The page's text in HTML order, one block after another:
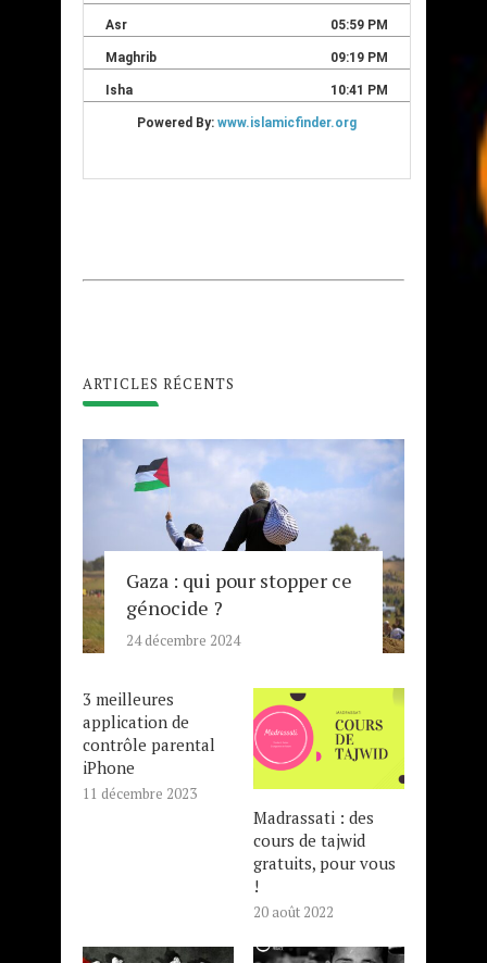
ARTICLES RÉCENTS
Gaza : qui pour stopper ce
génocide ?
24 décembre 2024
3 meilleures
application de
contrôle parental
iPhone
11 décembre 2023
Madrassati : des
cours de tajwid
gratuits, pour vous
!
20 août 2022